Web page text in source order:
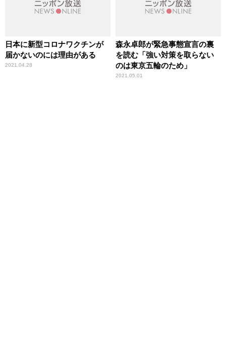
日本に新型コロナワクチンが
届かないのには理由がある
2021.04.28
森永卓郎が緊急事態宣言の裏
を読む「強い対策を取らない
のは東京五輪のため」
2021.05.01